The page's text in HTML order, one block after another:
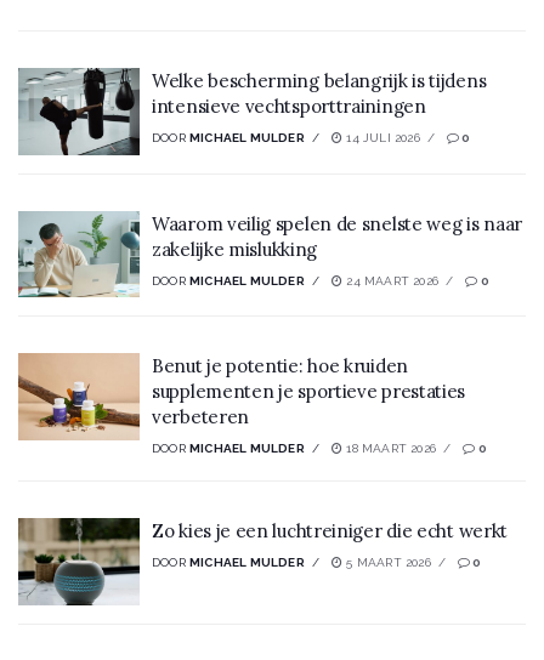
Welke bescherming belangrijk is tijdens
intensieve vechtsporttrainingen
DOOR MICHAEL MULDER 14 JULI 2026 0
Waarom veilig spelen de snelste weg is naar
zakelijke mislukking
DOOR MICHAEL MULDER 24 MAART 2026 0
Benut je potentie: hoe kruiden
supplementen je sportieve prestaties
verbeteren
DOOR MICHAEL MULDER 18 MAART 2026 0
Zo kies je een luchtreiniger die echt werkt
DOOR MICHAEL MULDER 5 MAART 2026 0